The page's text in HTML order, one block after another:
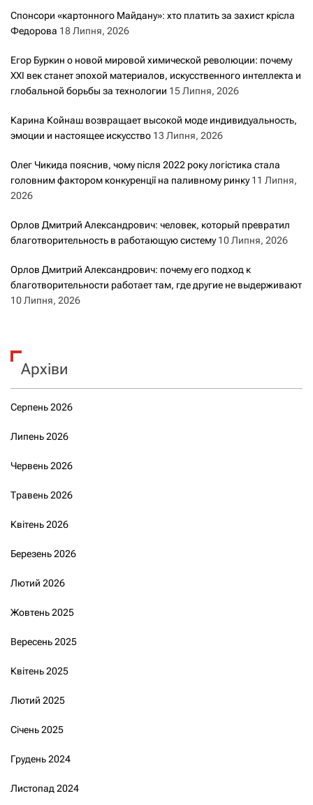
Спонсори «картонного Майдану»: хто платить за захист крісла
Федорова 18 Липня, 2026
Егор Буркин о новой мировой химической революции: почему
XXI век станет эпохой материалов, искусственного интеллекта и
глобальной борьбы за технологии 15 Липня, 2026
Карина Койнаш возвращает высокой моде индивидуальность,
эмоции и настоящее искусство 13 Липня, 2026
Олег Чикида пояснив, чому після 2022 року логістика стала
головним фактором конкуренції на паливному ринку 11 Липня,
2026
Орлов Дмитрий Александрович: человек, который превратил
благотворительность в работающую систему 10 Липня, 2026
Орлов Дмитрий Александрович: почему его подход к
благотворительности работает там, где другие не выдерживают
10 Липня, 2026
Архіви
Серпень 2026
Липень 2026
Червень 2026
Травень 2026
Квітень 2026
Березень 2026
Лютий 2026
Жовтень 2025
Вересень 2025
Квітень 2025
Лютий 2025
Січень 2025
Грудень 2024
Листопад 2024